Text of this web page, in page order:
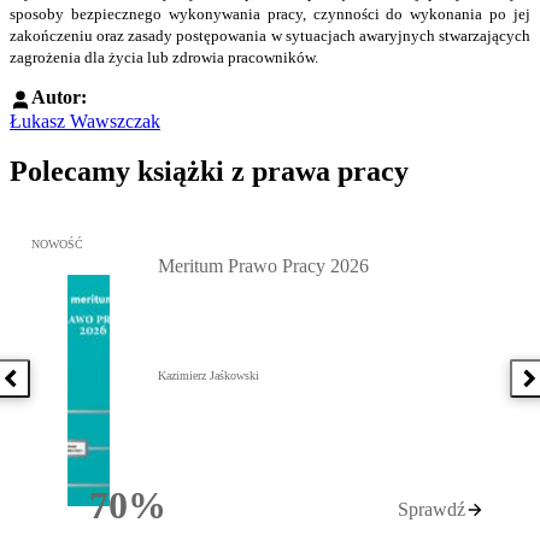
sposoby bezpiecznego wykonywania pracy, czynności do wykonania po jej
zakończeniu oraz zasady postępowania w sytuacjach awaryjnych stwarzających
zagrożenia dla życia lub zdrowia pracowników.
Autor:
Łukasz Wawszczak
Polecamy książki z prawa pracy
Poprzednia książka
Przejdź do: Meritum Prawo Pracy 2026, Kazimierz Jaśkowski -
NOWOŚĆ
70%Rabatu
Meritum Prawo Pracy 2026
Kazimierz Jaśkowski
Sprawdź